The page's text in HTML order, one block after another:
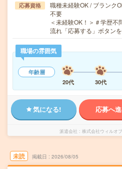
応募資格
職種未経験OK / ブランク
不要
＜未経験OK！＞＃学歴
流れ「応募する」ボタン
職場の雰囲気
年齢層
20代
30代
気になる! 応募へ
派遣会社 株式会社ウィルオ
未読 掲載日 2026/08/05